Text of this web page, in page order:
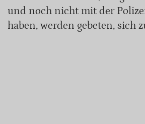
und noch nicht mit der
haben, werden gebeten, sich